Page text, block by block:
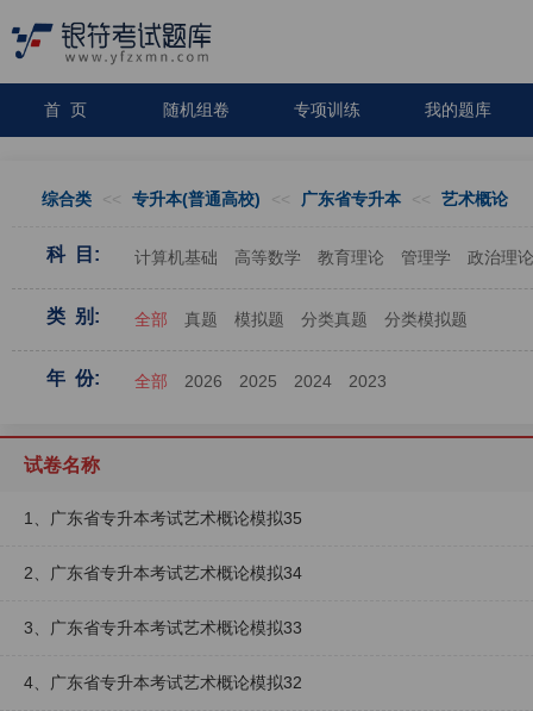
首 页 随机组卷 专项训练 我的题库
综合类 << 专升本(普通高校) << 广东省专升本 << 艺术概论
科 目: 计算机基础 高等数学 教育理论 管理学 政治理
类 别: 全部 真题 模拟题 分类真题 分类模拟题
年 份: 全部 2026 2025 2024 2023
试卷名称
1、广东省专升本考试艺术概论模拟35
2、广东省专升本考试艺术概论模拟34
3、广东省专升本考试艺术概论模拟33
4、广东省专升本考试艺术概论模拟32